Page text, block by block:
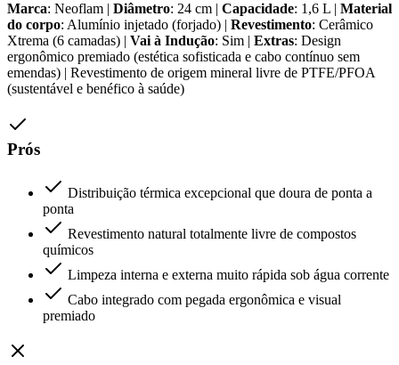
Marca: Neoflam | Diâmetro: 24 cm | Capacidade: 1,6 L | Material
do corpo: Alumínio injetado (forjado) | Revestimento: Cerâmico
Xtrema (6 camadas) | Vai à Indução: Sim | Extras: Design
ergonômico premiado (estética sofisticada e cabo contínuo sem
emendas) | Revestimento de origem mineral livre de PTFE/PFOA
(sustentável e benéfico à saúde)
Prós
Distribuição térmica excepcional que doura de ponta a
ponta
Revestimento natural totalmente livre de compostos
químicos
Limpeza interna e externa muito rápida sob água corrente
Cabo integrado com pegada ergonômica e visual
premiado